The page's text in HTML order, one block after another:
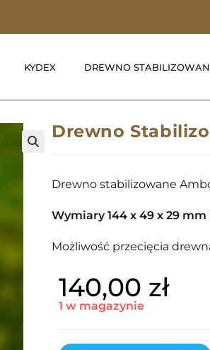
KYDEX DREWNO
Drewno
Drewno stabilizowane
Wymiary 144 x 49 x 29 mm
Możliwość przecięcia
140,00 zł
1 w magazynie